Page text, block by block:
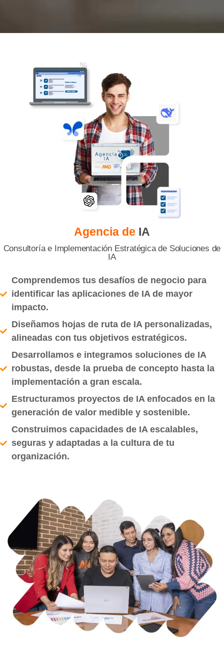
Agencia de IA
Consultoría e Implementación Estratégica de Soluciones de
IA
Comprendemos tus desafíos de negocio para
identificar las aplicaciones de IA de mayor
impacto.
Diseñamos hojas de ruta de IA personalizadas,
alineadas con tus objetivos estratégicos.
Desarrollamos e integramos soluciones de IA
robustas, desde la prueba de concepto hasta la
implementación a gran escala.
Estructuramos proyectos de IA enfocados en la
generación de valor medible y sostenible.
Construimos capacidades de IA escalables,
seguras y adaptadas a la cultura de tu
organización.